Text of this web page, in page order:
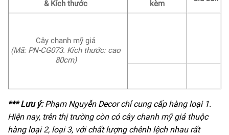
& Kích thước
kèm
Cây chanh mỹ giả
(Mã: PN-CG073. Kích thước: cao
80cm)
*** Lưu ý: Phạm Nguyễn Decor chỉ cung cấp hàng loại 1.
Hiện nay, trên thị trường còn có cây chanh mỹ giả thuộc
hàng loại 2, loại 3, với chất lượng chênh lệch nhau rất